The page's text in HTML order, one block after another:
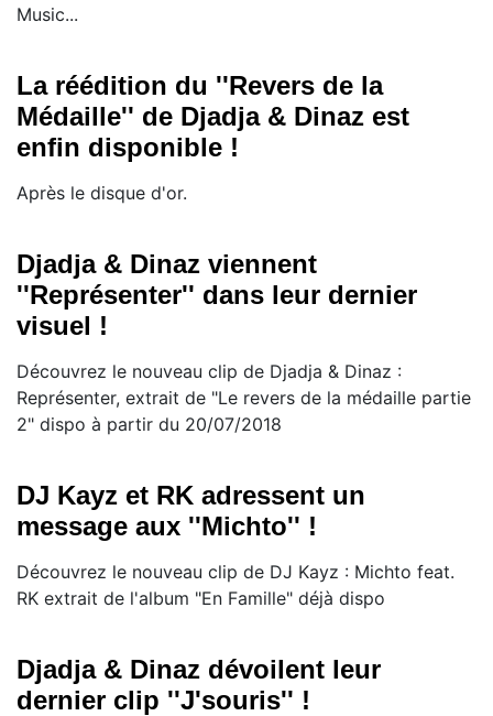
Music...
La réédition du ''Revers de la
Médaille'' de Djadja & Dinaz est
enfin disponible !
Après le disque d'or.
Djadja & Dinaz viennent
''Représenter'' dans leur dernier
visuel !
Découvrez le nouveau clip de Djadja & Dinaz :
Représenter, extrait de "Le revers de la médaille partie
2" dispo à partir du 20/07/2018
DJ Kayz et RK adressent un
message aux ''Michto'' !
Découvrez le nouveau clip de DJ Kayz : Michto feat.
RK extrait de l'album "En Famille" déjà dispo
Djadja & Dinaz dévoilent leur
dernier clip ''J'souris'' !